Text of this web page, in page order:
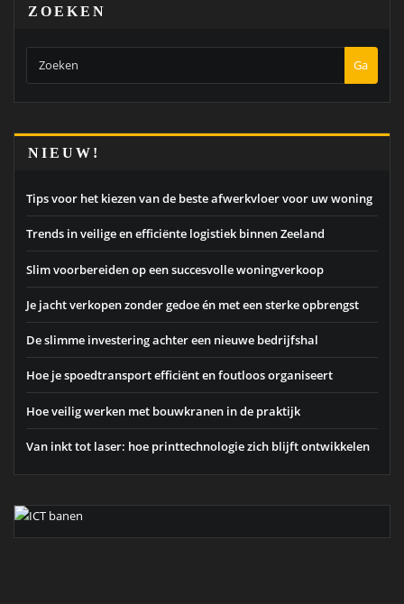
ZOEKEN
Ga
NIEUW!
Tips voor het kiezen van de beste afwerkvloer voor uw woning
Trends in veilige en efficiënte logistiek binnen Zeeland
Slim voorbereiden op een succesvolle woningverkoop
Je jacht verkopen zonder gedoe én met een sterke opbrengst
De slimme investering achter een nieuwe bedrijfshal
Hoe je spoedtransport efficiënt en foutloos organiseert
Hoe veilig werken met bouwkranen in de praktijk
Van inkt tot laser: hoe printtechnologie zich blijft ontwikkelen